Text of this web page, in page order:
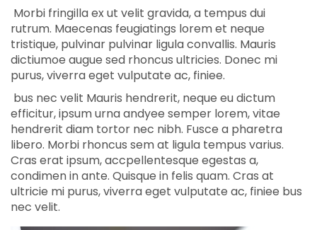
Morbi fringilla ex ut velit gravida, a tempus dui
rutrum. Maecenas feugiatings lorem et neque
tristique, pulvinar pulvinar ligula convallis. Mauris
dictiumoe augue sed rhoncus ultricies. Donec mi
purus, viverra eget vulputate ac, finiee.
bus nec velit Mauris hendrerit, neque eu dictum
efficitur, ipsum urna andyee semper lorem, vitae
hendrerit diam tortor nec nibh. Fusce a pharetra
libero. Morbi rhoncus sem at ligula tempus varius.
Cras erat ipsum, accpellentesque egestas a,
condimen in ante. Quisque in felis quam. Cras at
ultricie mi purus, viverra eget vulputate ac, finiee bus
nec velit.